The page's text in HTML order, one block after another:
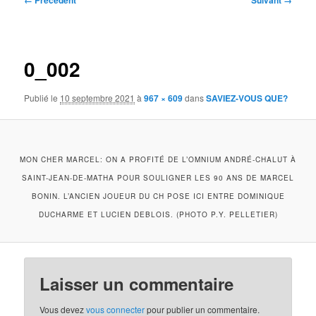
0_002
Publié le 10 septembre 2021 à967 × 609dansSAVIEZ-VOUS QUE?
MON CHER MARCEL: ON A PROFITÉ DE L’OMNIUM ANDRÉ-CHALUT À
SAINT-JEAN-DE-MATHA POUR SOULIGNER LES 90 ANS DE MARCEL
BONIN. L’ANCIEN JOUEUR DU CH POSE ICI ENTRE DOMINIQUE
DUCHARME ET LUCIEN DEBLOIS. (PHOTO P.Y. PELLETIER)
Laisser un commentaire
Vous devezvous connecterpour publier un commentaire.